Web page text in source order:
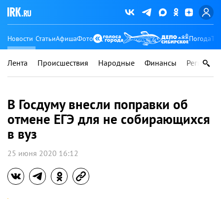
Новости СтатьиАфишаФото Погода
Лента Происшествия Народные Финансы Регионы
В Госдуму внесли поправки об
отмене ЕГЭ для не собирающихся
в вуз
25 июня 2020 16:12